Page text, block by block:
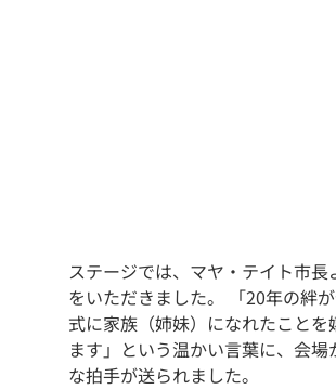
ステージでは、マヤ・テイト市長
をいただきました。 「20年の絆
式に家族（姉妹）になれたことを
ます」という温かい言葉に、会場
な拍手が送られました。